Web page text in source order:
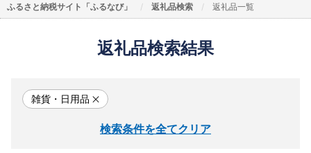
ふるさと納税サイト「ふるなび」 返礼品検索 返礼品一覧
返礼品検索結果
雑貨・日用品
検索条件を全てクリア